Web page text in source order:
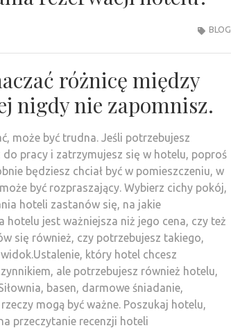
BLOG
różnicę między
nigdy nie zapomnisz.
może być trudna. Jeśli potrzebujesz
pracy i zatrzymujesz się w hotelu, poproś
będziesz chciał być w pomieszczeniu, w
być rozpraszający. Wybierz cichy pokój,
hoteli zastanów się, na jakie
hotelu jest ważniejsza niż jego cena, czy też
się również, czy potrzebujesz takiego,
który hotel chcesz
ale potrzebujesz również hotelu,
basen, darmowe śniadanie,
mogą być ważne. Poszukaj hotelu,
przeczytanie recenzji hoteli